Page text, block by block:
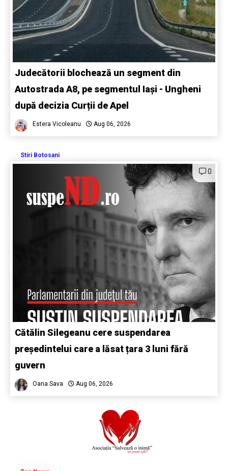
Judecătorii blochează un segment din
Autostrada A8, pe segmentul Iași - Ungheni
după decizia Curții de Apel
Estera Vicoleanu Aug 06, 2026
Stiri Botosani
0
Cătălin Silegeanu cere suspendarea
președintelui care a lăsat țara 3 luni fără
guvern
Oana Sava Aug 06, 2026